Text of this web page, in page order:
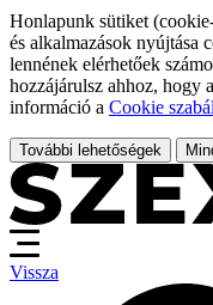
Honlapunk sütiket
és alkalmazások nyújtása
lennének elérhetőek
hozzájárulsz ahhoz, hogy
információ a Cookie
További lehetőségek
Vissza